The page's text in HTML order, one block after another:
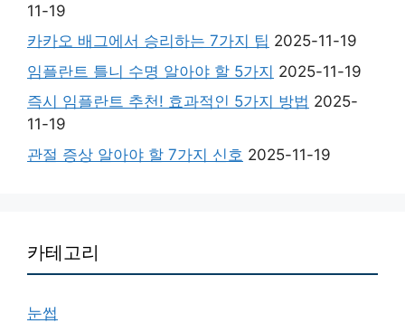
11-19
카카오 배그에서 승리하는 7가지 팁 2025-11-19
임플란트 틀니 수명 알아야 할 5가지 2025-11-19
즉시 임플란트 추천! 효과적인 5가지 방법 2025-
11-19
관절 증상 알아야 할 7가지 신호 2025-11-19
카테고리
눈썹